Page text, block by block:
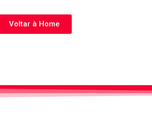
Voltar à Home